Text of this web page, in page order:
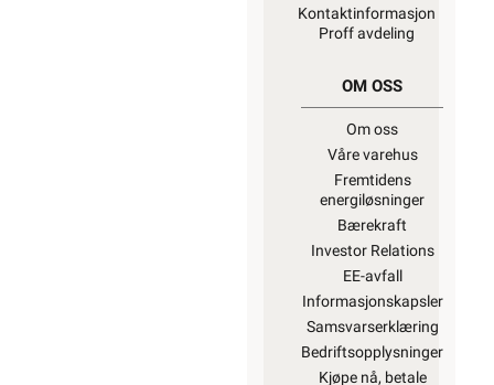
Kontaktinformasjon
Proff avdeling
OM OSS
Om oss
Våre varehus
Fremtidens
energiløsninger
Bærekraft
Investor Relations
EE-avfall
Informasjonskapsler
Samsvarserklæring
Bedriftsopplysninger
Kjøpe nå, betale